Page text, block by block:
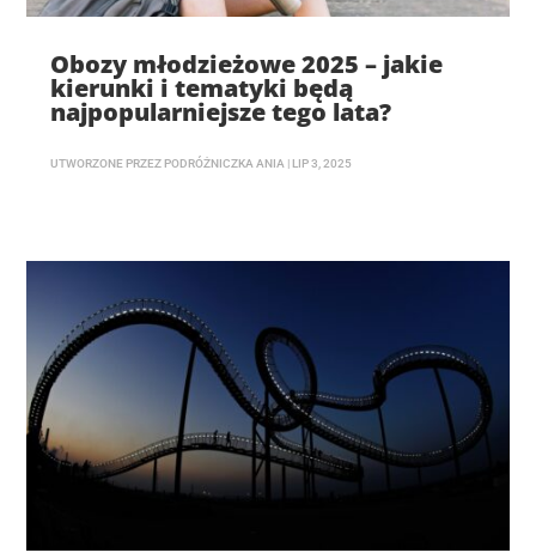
Obozy młodzieżowe 2025 – jakie
kierunki i tematyki będą
najpopularniejsze tego lata?
UTWORZONE PRZEZ PODRÓŻNICZKA ANIA | LIP 3, 2025